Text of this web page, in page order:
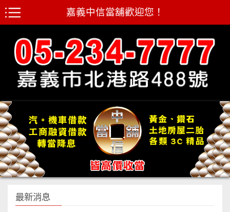
嘉義中信當舖歡迎您！
最新消息